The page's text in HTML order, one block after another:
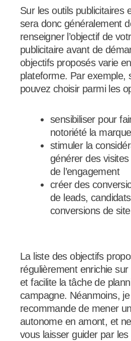
Sur les outils publicitaires
sera donc généralement
renseigner l’objectif de
publicitaire avant de
objectifs proposés varie
plateforme. Par exemple,
pouvez choisir parmi les
sensibiliser pour
notoriété la marque
stimuler la
générer des
de l’engagement
créer des
de leads,
conversions de
La liste des objectifs
régulièrement enrichie
et facilite la tâche de
campagne. Néanmoins,
recommande de mener
autonome en amont, et
vous laisser guider par